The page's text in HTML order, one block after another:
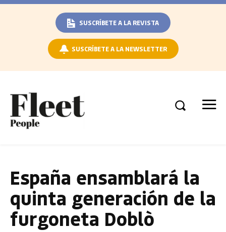
SUSCRÍBETE A LA REVISTA
SUSCRÍBETE A LA NEWSLETTER
España ensamblará la
quinta generación de la
furgoneta Doblò